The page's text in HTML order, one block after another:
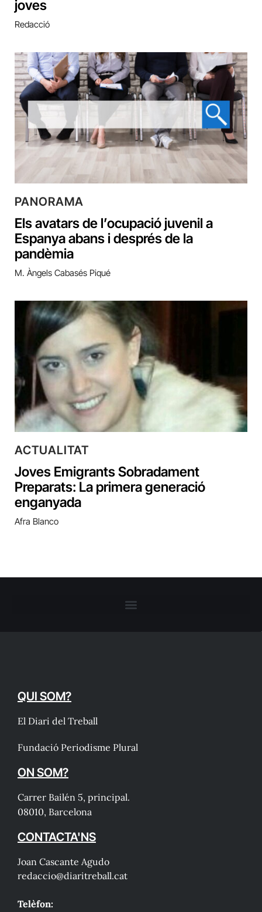
joves
Redacció
PANORAMA
Els avatars de l’ocupació juvenil a
Espanya abans i després de la
pandèmia
M. Àngels Cabasés Piqué
ACTUALITAT
Joves Emigrants Sobradament
Preparats: La primera generació
enganyada
Afra Blanco
QUI SOM?
El Diari del Treball
Fundació Periodisme Plural
ON SOM?
Carrer Bailén 5, principal.
08010, Barcelona
CONTACTA'NS
Joan Cascante Agudo
redaccio@diaritreball.cat
Telèfon: